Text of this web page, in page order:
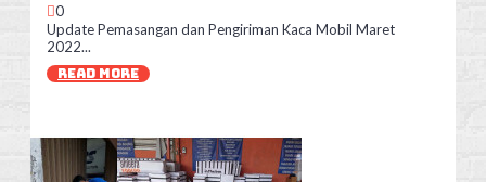
0
Update Pemasangan dan Pengiriman Kaca Mobil Maret
2022...
READ MORE